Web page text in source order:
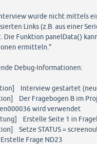
wurde nicht mittels
Links (z.B. aus einer
Die Funktion panelData()
ermitteln."
Debug-Informationen:
Interview gestartet
Der Fragebogen B im
wird verwendet
Erstelle Seite 1 in
Setze STATUS =
Frage ND23